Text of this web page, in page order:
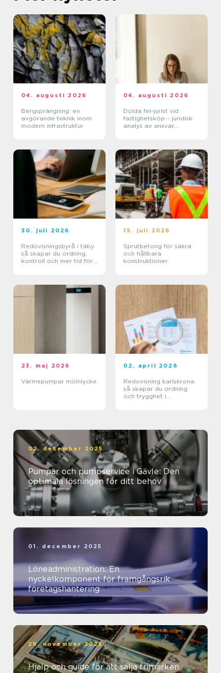
04. augusti 2026
Bergsprängning: en
avgörande teknik inom
modern infrastruktur
04. augusti 2026
Dolda fel-jurist vid
fastighetsköp – juridisk
analys av ansvar,
30. juli 2026
Redovisningsbyrå i täby
så skapar du ordning,
kontroll och mer tid för
15. juli 2026
Sprutbetong för säkra
och hållbara
konstruktioner
23. maj 2026
Värmepumpar mölnlycke
02. april 2026
Redovisning karlskrona
så skapar du ordning
och trygghet i
02. december 2025
Pumpar och pumpservice i Gävle: Den
optimala lösningen för ditt behov
01. december 2025
Löneadministration: En
nyckelkomponent för framgångsrik
företagshantering
29. november 2025
Hjälp och guide för att sälja frimärken